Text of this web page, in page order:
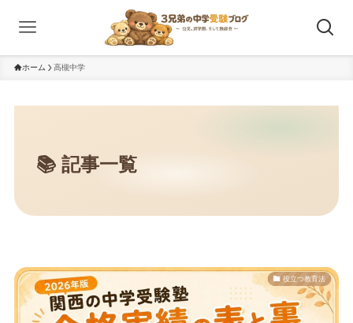
ホーム 高槻中学
役立つ教育法